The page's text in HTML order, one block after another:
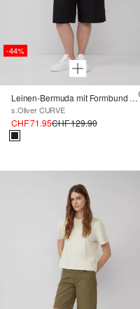
-44%
Leinen-Bermuda mit Formbund und Bindegürtel
s.Oliver CURVE
CHF 71.95CHF 129.90